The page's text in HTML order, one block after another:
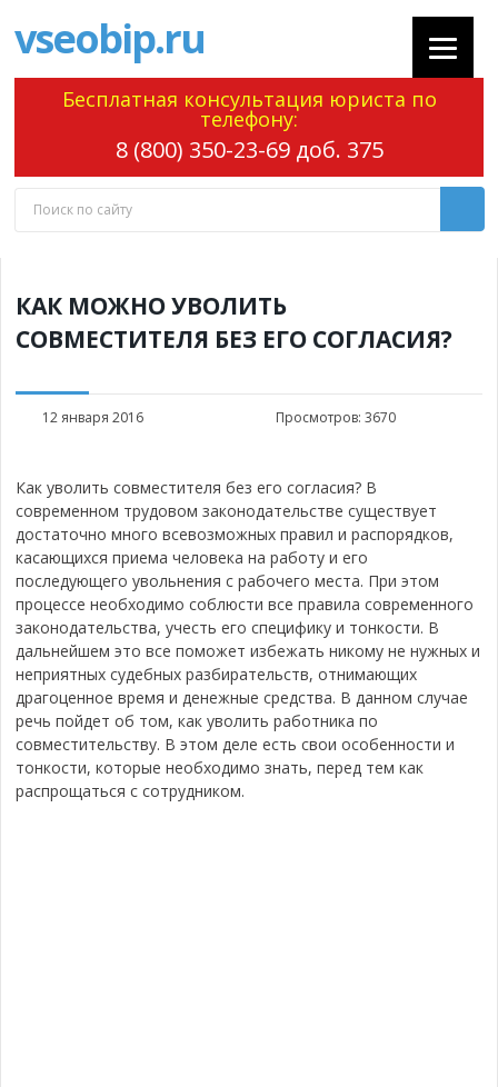
vseobip.ru
Бесплатная консультация юриста по
телефону:
8 (800) 350-23-69 доб. 375
КАК МОЖНО УВОЛИТЬ
СОВМЕСТИТЕЛЯ БЕЗ ЕГО СОГЛАСИЯ?
12 января 2016 Просмотров: 3670
Как уволить совместителя без его согласия? В
современном трудовом законодательстве существует
достаточно много всевозможных правил и распорядков,
касающихся приема человека на работу и его
последующего увольнения с рабочего места. При этом
процессе необходимо соблюсти все правила современного
законодательства, учесть его специфику и тонкости. В
дальнейшем это все поможет избежать никому не нужных и
неприятных судебных разбирательств, отнимающих
драгоценное время и денежные средства. В данном случае
речь пойдет об том, как уволить работника по
совместительству. В этом деле есть свои особенности и
тонкости, которые необходимо знать, перед тем как
распрощаться с сотрудником.